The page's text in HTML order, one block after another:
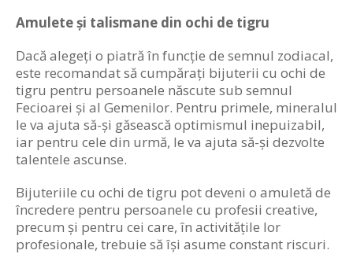
Amulete și talismane din ochi de tigru
Dacă alegeți o piatră în funcție de semnul zodiacal,
este recomandat să cumpărați bijuterii cu ochi de
tigru pentru persoanele născute sub semnul
Fecioarei și al Gemenilor. Pentru primele, mineralul
le va ajuta să-și găsească optimismul inepuizabil,
iar pentru cele din urmă, le va ajuta să-și dezvolte
talentele ascunse.
Bijuteriile cu ochi de tigru pot deveni o amuletă de
încredere pentru persoanele cu profesii creative,
precum și pentru cei care, în activitățile lor
profesionale, trebuie să își asume constant riscuri.